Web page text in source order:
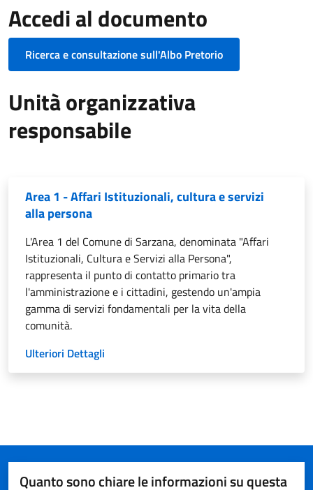
Accedi al documento
Ricerca e consultazione sull'Albo Pretorio
Unità organizzativa
responsabile
Area 1 - Affari Istituzionali, cultura e servizi
alla persona
L'Area 1 del Comune di Sarzana, denominata "Affari
Istituzionali, Cultura e Servizi alla Persona",
rappresenta il punto di contatto primario tra
l'amministrazione e i cittadini, gestendo un'ampia
gamma di servizi fondamentali per la vita della
comunità.
Ulteriori Dettagli
Quanto sono chiare le informazioni su questa